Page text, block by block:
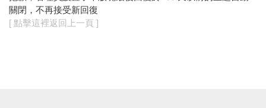
關閉，不再接受新回復
[ 點擊這裡返回上一頁 ]